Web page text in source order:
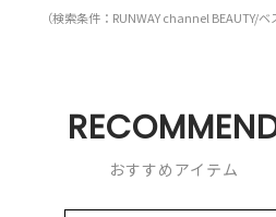
（検索条件：RUNWAY channel BEAUTY/ベ
おすすめアイテム